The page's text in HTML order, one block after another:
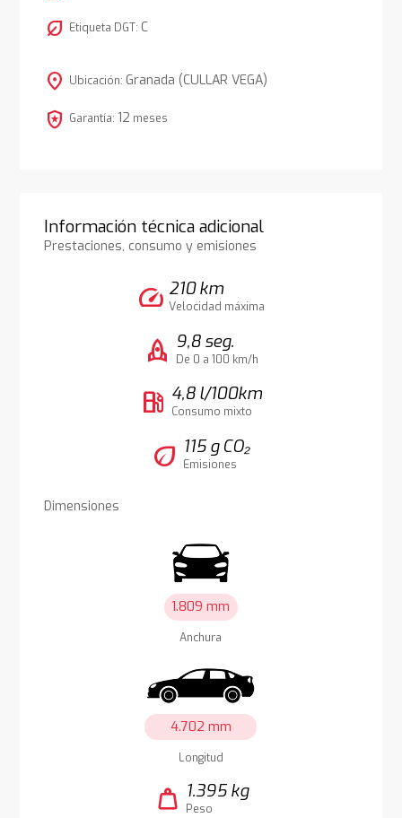
nest_eco_leaf Etiqueta DGT: C
location_on Ubicación: Granada (CULLAR VEGA)
local_police Garantía: 12 meses
Información técnica adicional
Prestaciones, consumo y emisiones
speed 210 km
Velocidad máxima
rocket 9,8 seg.
De 0 a 100 km/h
local_gas_station 4,8 l/100km
Consumo mixto
eco 115 g CO₂
Emisiones
Dimensiones
1.809 mm
Anchura
4.702 mm
Longitud
weight 1.395 kg
Peso